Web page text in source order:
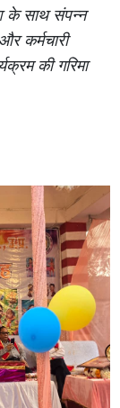
के साथ संपन्न
कर्मचारी
की गरिमा